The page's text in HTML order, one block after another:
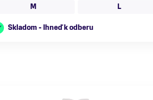
M
L
Skladom - Ihneď k odberu